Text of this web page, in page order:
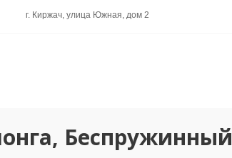
г. Киржач, улица Южная, дом 2